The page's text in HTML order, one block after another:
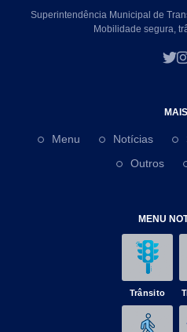
Superintendência Municipal de
Mobilidade segura,
MAIS
Menu Notícias
Outros
MENU
Trânsito